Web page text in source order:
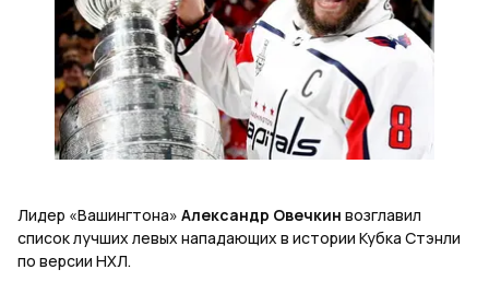
Лидер «Вашингтона» Александр Овечкин возглавил
список лучших левых нападающих в истории Кубка Стэнли
по версии НХЛ.